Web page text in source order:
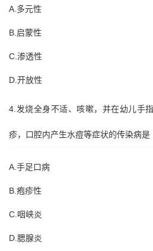
A.多元性
B.启蒙性
C.渗透性
D.开放性
4.发烧全身不适、咳嗽，并在幼儿手
疹，口腔内产生水痘等症状的传染病是
A.手足口病
B.疱疹性
C.咽峡炎
D.腮腺炎